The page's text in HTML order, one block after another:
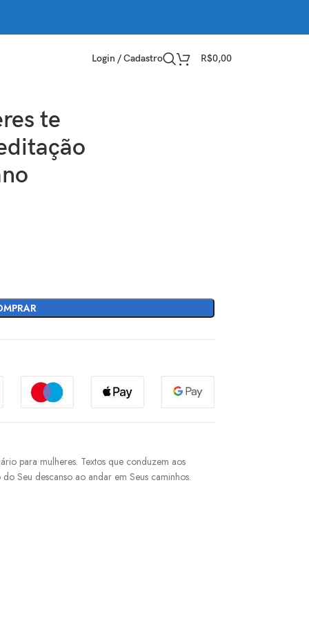
Login / Cadastro R$0,00
te
para mulheres. Textos que conduzem aos
Seu descanso ao andar em Seus caminhos.